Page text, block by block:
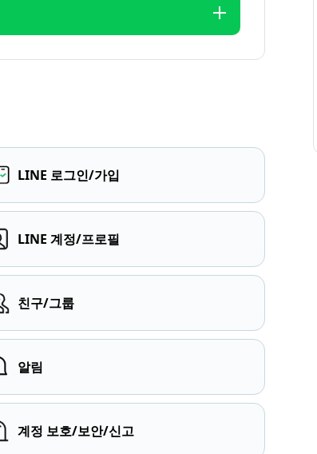
LINE 로그인/가입
LINE 계정/프로필
친구/그룹
알림
계정 보호/보안/신고